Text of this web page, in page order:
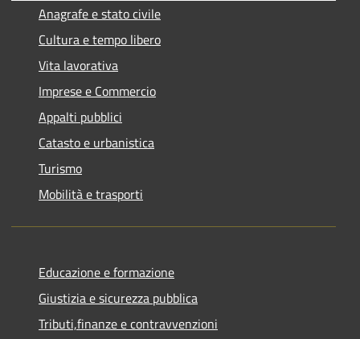
Anagrafe e stato civile
Cultura e tempo libero
Vita lavorativa
Imprese e Commercio
Appalti pubblici
Catasto e urbanistica
Turismo
Mobilità e trasporti
Educazione e formazione
Giustizia e sicurezza pubblica
Tributi,finanze e contravvenzioni